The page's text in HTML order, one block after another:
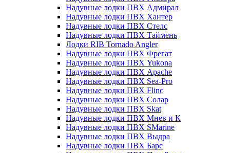
Надувные лодки ПВХ Адмирал
Надувные лодки ПВХ Хантер
Надувные лодки ПВХ Стелс
Надувные лодки ПВХ Таймень
Лодки RIB Tornado Angler
Надувные лодки ПВХ Фрегат
Надувные лодки ПВХ Yukona
Надувные лодки ПВХ Apache
Надувные лодки ПВХ Sea-Pro
Надувные лодки ПВХ Flinc
Надувные лодки ПВХ Солар
Надувные лодки ПВХ Skat
Надувные лодки ПВХ Мнев и К
Надувные лодки ПВХ SMarine
Надувные лодки ПВХ Выдра
Надувные лодки ПВХ Барс